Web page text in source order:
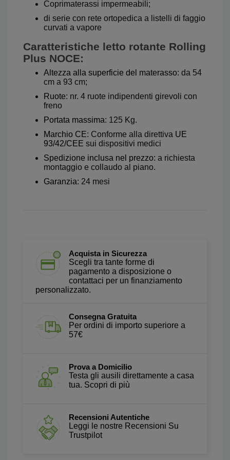
Coprimaterassi impermeabili;
di serie con rete ortopedica a listelli di faggio
curvati a vapore
Caratteristiche letto rotante Rolling
Plus NOCE:
Altezza alla superficie del materasso: da 54
cm a 93 cm;
Ruote: nr. 4 ruote indipendenti girevoli con
freno
Portata massima: 125 Kg.
Marchio CE: Conforme alla direttiva UE
93/42/CEE sui dispositivi medici
Spedizione inclusa nel prezzo: a richiesta
montaggio e collaudo al piano.
Garanzia: 24 mesi
Acquista in Sicurezza
Scegli tra tante forme di
pagamento a disposizione o
contattaci per un finanziamento
personalizzato.
Consegna Gratuita
Per ordini di importo superiore a
57€
Prova a Domicilio
Testa gli ausili direttamente a casa
tua. Scopri di più
Recensioni Autentiche
Leggi le nostre Recensioni Su
Trustpilot